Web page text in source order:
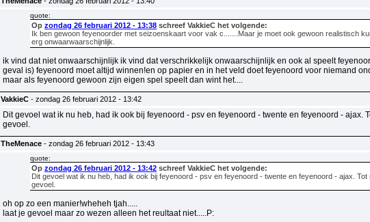
quote:
Op zondag 26 februari 2012 - 13:38 schreef VakkieC het volgende:
Ik ben gewoon feyenoorder met seizoenskaart voor vak c.......Maar je moet ook gewoon realistisch
erg onwaarwaarschijnlijk.
ik vind dat niet onwaarschijnlijk ik vind dat verschrikkelijk onwaarschijnlijk en ook al speelt
geval is) feyenoord moet altijd winnen!en op papier en in het veld doet feyenoord voor niemand
maar als feyenoord gewoon zijn eigen spel speelt dan wint het....
VakkieC - zondag 26 februari 2012 - 13:42
Dit gevoel wat ik nu heb, had ik ook bij feyenoord - psv en feyenoord - twente en feyenoord - ajax.
gevoel.
TheMenace - zondag 26 februari 2012 - 13:43
quote:
Op zondag 26 februari 2012 - 13:42 schreef VakkieC het volgende:
Dit gevoel wat ik nu heb, had ik ook bij feyenoord - psv en feyenoord - twente en feyenoord - ajax.
gevoel.
oh op zo een manier!wheheh tjah.....
laat je gevoel maar zo wezen alleen het reultaat niet.....P: